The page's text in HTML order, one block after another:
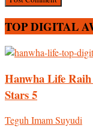
TOP DIGITAL
Hanwha Life
Stars 5
Teguh Imam Suyudi